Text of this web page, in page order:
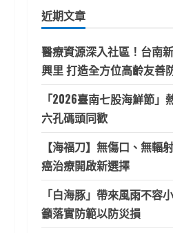
字:
近期文章
醫療資源深入社區！台南
興里 打造全方位高齡友善
「2026臺南七股海鮮節
六孔碼頭同歡
【海福刀】無傷口、無輻
癌治療開啟新選擇
「白海豚」帶來風雨不容
籲落實防範以防災損